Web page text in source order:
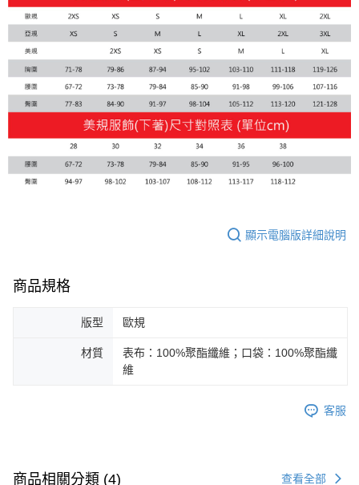
顯示電腦版詳細說明
商品規格
版型 歐規
材質
表布：100%聚酯纖維；口袋：100%聚酯纖
維
客服
商品相關分類 (4) 查看全部